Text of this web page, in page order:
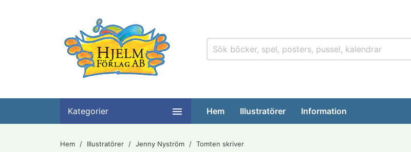
Kategorier  Hem Illustratörer Information
Hem Illustratörer Jenny Nyström Tomten skriver